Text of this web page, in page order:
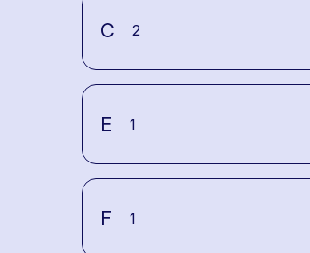
C 2
E 1
F 1